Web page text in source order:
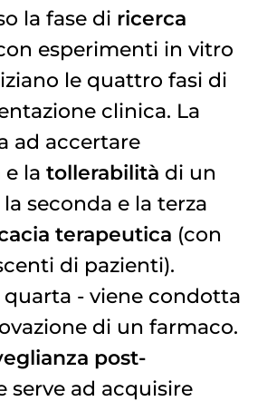
la fase di ricerca
esperimenti in vitro
le quattro fasi di
clinica. La
ad accertare
e la tollerabilità di un
seconda e la terza
terapeutica (con
di pazienti).
quarta - viene condotta
di un farmaco.
post-
serve ad acquisire